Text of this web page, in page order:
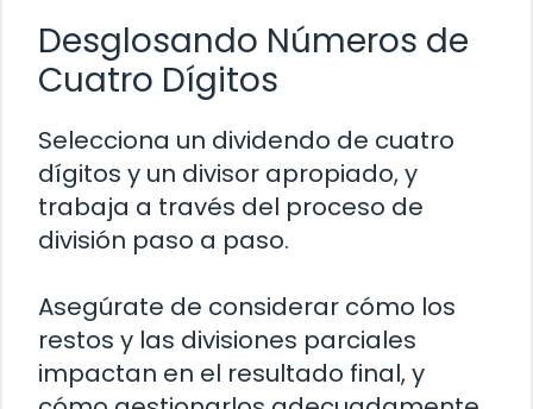
Desglosando Números de
Cuatro Dígitos
Selecciona un dividendo de cuatro
dígitos y un divisor apropiado, y
trabaja a través del proceso de
división paso a paso.
Asegúrate de considerar cómo los
restos y las divisiones parciales
impactan en el resultado final, y